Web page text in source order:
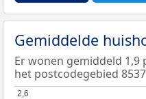
Gemiddelde
Er wonen gemiddeld
het postcodegebied 8537
2,6
2,6